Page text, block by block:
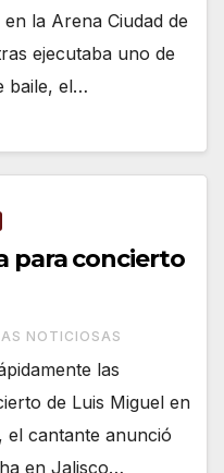
la Arena Ciudad de
ejecutaba uno de
baile, el…
para concierto
NOTICIOSAS
las
de Luis Miguel en
el cantante anunció
en Jalisco…